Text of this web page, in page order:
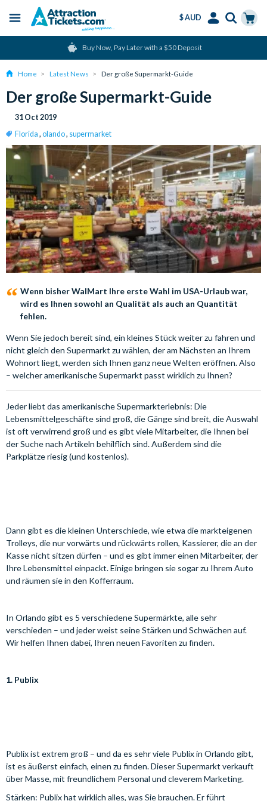
content
Menu
$ AUD
Language
Buy Now, Pay Later with a $50 Deposit
Home Latest News Der große Supermarkt-Guide
Der große Supermarkt-Guide
31 Oct 2019
Florida , olando, supermarket
Wenn bisher WalMart Ihre erste Wahl im USA-Urlaub war,
wird es Ihnen sowohl an Qualität als auch an Quantität
fehlen.
Wenn Sie jedoch bereit sind, ein kleines Stück weiter zu fahren und
nicht gleich den Supermarkt zu wählen, der am Nächsten an Ihrem
Wohnort liegt, werden sich Ihnen ganz neue Welten eröffnen. Also
– welcher amerikanische Supermarkt passt wirklich zu Ihnen?
Jeder liebt das amerikanische Supermarkterlebnis: Die
Lebensmittelgeschäfte sind groß, die Gänge sind breit, die Auswahl
ist oft verwirrend groß und es gibt viele Mitarbeiter, die Ihnen bei
der Suche nach Artikeln behilflich sind. Außerdem sind die
Parkplätze riesig (und kostenlos).
Dann gibt es die kleinen Unterschiede, wie etwa die markteigenen
Trolleys, die nur vorwärts und rückwärts rollen, Kassierer, die an der
Kasse nicht sitzen dürfen – und es gibt immer einen Mitarbeiter, der
Ihre Lebensmittel einpackt. Einige bringen sie sogar zu Ihrem Auto
und räumen sie in den Kofferraum.
In Orlando gibt es 5 verschiedene Supermärkte, alle sehr
verschieden – und jeder weist seine Stärken und Schwächen auf.
Wir helfen Ihnen dabei, Ihren neuen Favoriten zu finden.
1. Publix
Publix ist extrem groß – und da es sehr viele Publix in Orlando gibt,
ist es äußerst einfach, einen zu finden. Dieser Supermarkt verkauft
über Masse, mit freundlichem Personal und cleverem Marketing.
Stärken: Publix hat wirklich alles, was Sie brauchen. Er führt